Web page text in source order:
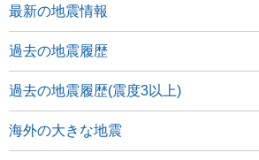
最新の地震情報
過去の地震履歴
過去の地震履歴(震度3以上)
海外の大きな地震